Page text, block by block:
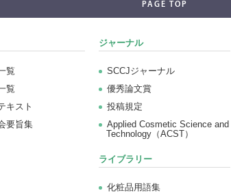
PAGE TOP
覧
覧
キスト
要旨集
ジャーナル
SCCJジャーナル
優秀論文賞
投稿規定
Applied Cosmetic Science and
Technology（ACST）
ライブラリー
化粧品用語集